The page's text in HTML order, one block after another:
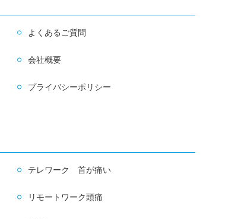
よくあるご質問
会社概要
プライバシーポリシー
テレワーク 首が痛い
リモートワーク頭痛